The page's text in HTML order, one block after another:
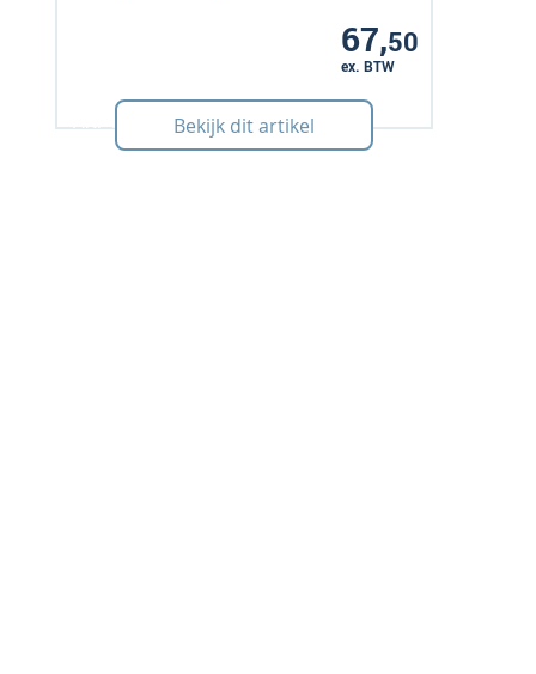
67,50
ex. BTW
Art: 490142 Bekijk dit artikel